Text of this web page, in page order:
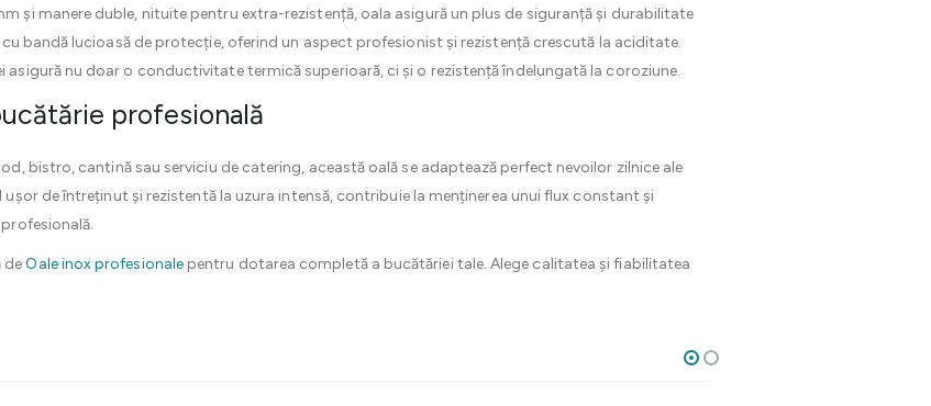
și manere duble, nituite pentru extra-rezistență, oala asigură un plus de siguranță și durabilitate
bandă lucioasă de protecție, oferind un aspect profesionist și rezistență crescută la aciditate.
nu doar o conductivitate termică superioară, ci și o rezistență îndelungată la coroziune.
profesională
bistro, cantină sau serviciu de catering, această oală se adaptează perfect nevoilor zilnice ale
de întreținut și rezistentă la uzura intensă, contribuie la menținerea unui flux constant și
deOale inox profesionalepentru dotarea completă a bucătăriei tale. Alege calitatea și fiabilitatea